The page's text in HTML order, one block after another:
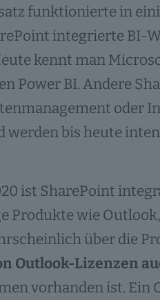
funktionierte in
integrierte BI-
kennt man
Power BI. Andere
oder
werden bis heute
ist SharePoint
Produkte wie
über die
Outlook-Lizenzen
vorhanden ist. Ein